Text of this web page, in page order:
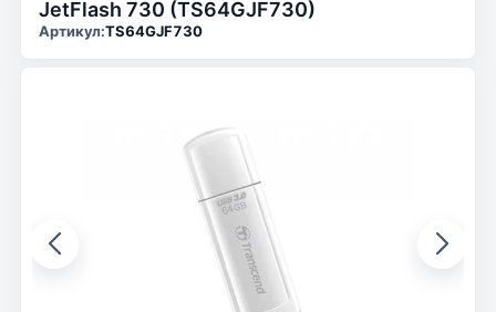
JetFlash 730 (TS64GJF730)
Артикул:TS64GJF730